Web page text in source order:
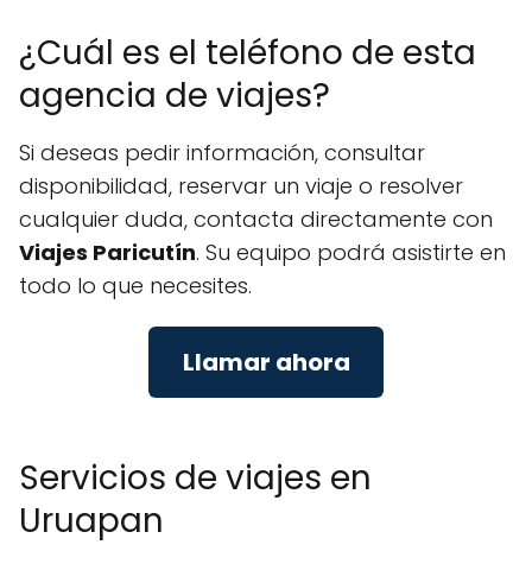
¿Cuál es el teléfono de esta
agencia de viajes?
Si deseas pedir información, consultar
disponibilidad, reservar un viaje o resolver
cualquier duda, contacta directamente con
Viajes Paricutín. Su equipo podrá asistirte en
todo lo que necesites.
Llamar ahora
Servicios de viajes en
Uruapan